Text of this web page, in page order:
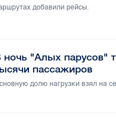
добавили рейсы.
ночь "Алых парусов"
пассажиров
долю нагрузки взял на